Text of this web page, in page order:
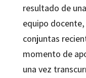
resultado de
equipo
conjuntas
momento de
una vez